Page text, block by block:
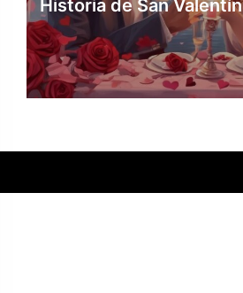
Historia de San Valentín